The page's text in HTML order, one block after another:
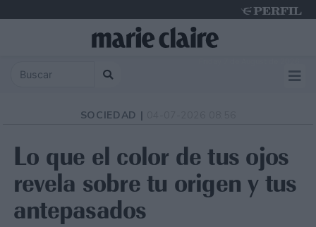
SOCIEDAD |
Lo que el color de tus ojos
revela sobre tu origen y tus
antepasados